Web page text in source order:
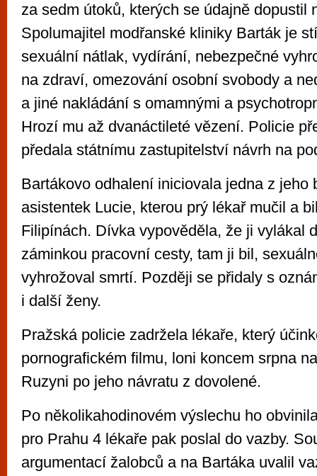
za sedm útoků, kterých se údajně dopustil
Spolumajitel modřanské kliniky Barták je
sexuální nátlak, vydírání, nebezpečné
na zdraví, omezování osobní svobody a
a jiné nakládání s omamnými a
Hrozí mu až dvanáctileté vězení. Policie
předala státnímu zastupitelství návrh na
Bartákovo odhalení iniciovala jedna z jeho
asistentek Lucie, kterou prý lékař mučil a
Filipínách. Dívka vypověděla, že ji vylákal
záminkou pracovní cesty, tam ji bil,
vyhrožoval smrtí. Později se přidaly s
i další ženy.
Pražská policie zadržela lékaře, který
pornografickém filmu, loni koncem srpna
Ruzyni po jeho návratu z dovolené.
Po několikahodinovém výslechu ho
pro Prahu 4 lékaře pak poslal do vazby.
argumentací žalobců a na Bartáka uvalil